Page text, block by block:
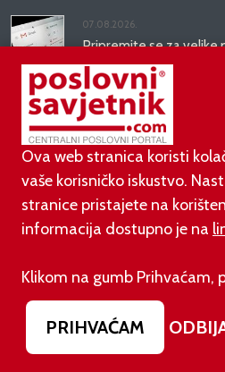
07.08.2026.
Pripremite se za velike
gasi se opcija na Gmailu
07.08.2026.
Prije dva dana EU je
rade AI sadržaj: kazne
03.08.2026.
Otvoren jedan od
srednjem Jadranu
Novi zakon o najmu
najmodavce
Ova web stranica koristi
vaše korisničko iskustvo.
stranice pristajete na
informacija dostupno je na
Klikom na gumb Prihvaćam,
PRIHVAĆAM